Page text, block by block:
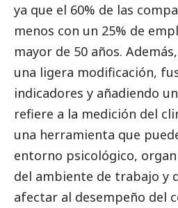
ya que el 60% de las
menos con un 25% de
mayor de 50 años.
una ligera modificación,
indicadores y añadiendo
refiere a la medición del
una herramienta que
entorno psicológico,
del ambiente de trabajo y
afectar al desempeño del